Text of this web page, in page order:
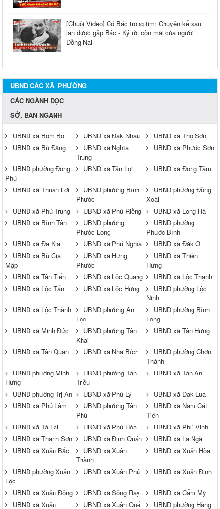
[Chuỗi Video] Có Bác trong tim: Chuyện kể sau
lần được gặp Bác - Ký ức còn mãi của người
Đồng Nai
UBND CÁC XÃ, PHƯỜNG
CÁC NGÀNH DỌC
SỞ, BAN NGÀNH
UBND xã Bom Bo UBND xã Đak Nhau
UBND xã Thọ Sơn
UBND xã Bù Đăng
UBND xã Nghĩa
Trung
UBND xã Phước Sơn
UBND phường Đồng
Phú
UBND xã Tân Lợi UBND xã Đồng Tâm
UBND xã Thuận Lợi
UBND phường Bình
Phước
UBND phường Đồng
Xoài
UBND xã Phú Trung
UBND xã Phú Riềng
UBND xã Long Hà
UBND xã Bình Tân
UBND phường
Phước Long
UBND phường
Phước Bình
UBND xã Đa Kia
UBND xã Phú Nghĩa
UBND xã Đăk Ơ
UBND xã Bù Gia
Mập
UBND xã Hưng
Phước
UBND xã Thiện
Hưng
UBND xã Tân Tiến
UBND xã Lộc Quang
UBND xã Lộc Thạnh
UBND xã Lộc Tấn
UBND xã Lộc Hưng
UBND phường Lộc
Ninh
UBND xã Lộc Thành
UBND phường An
Lộc
UBND phường Bình
Long
UBND xã Minh Đức
UBND phường Tân
Khai
UBND xã Tân Hưng
UBND xã Tân Quan UBND xã Nha Bích
UBND phường Chơn
Thành
UBND phường Minh
Hưng
UBND phường Tân
Triều
UBND xã Tân An
UBND phường Trị An UBND xã Phú Lý
UBND xã Đak Lua
UBND xã Phú Lâm
UBND phường Tân
Phú
UBND xã Nam Cát
Tiên
UBND xã Tà Lài
UBND xã Phú Hòa
UBND xã Phú Vinh
UBND xã Thanh Sơn
UBND xã Định Quán
UBND xã La Ngà
UBND xã Xuân Bắc
UBND xã Xuân
Thành
UBND xã Xuân Hòa
UBND phường Xuân
Lộc
UBND xã Xuân Phú UBND xã Xuân Định
UBND xã Xuân Đông UBND xã Sông Ray
UBND xã Cẩm Mỹ
UBND xã Xuân
UBND xã Xuân Quế
UBND phường Hàng